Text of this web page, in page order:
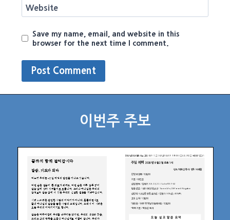
Website
Save my name, email, and website in this
browser for the next time I comment.
이번주 주보